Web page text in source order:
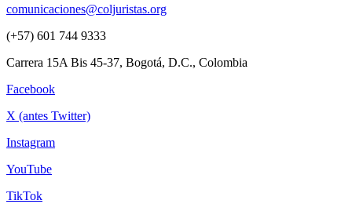
comunicaciones@coljuristas.org
(+57) 601 744 9333
Carrera 15A Bis 45-37, Bogotá, D.C., Colombia
Facebook
X (antes Twitter)
Instagram
YouTube
TikTok